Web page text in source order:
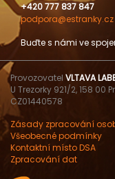
+420 777 837 847
podpora@estranky.cz
Buďte s námi ve
Provozovatel VLTAVA
U Trezorky 921/2, 158 00
CZ01440578
Zásady zpracování
Všeobecné podmínky
Kontaktní místo DSA
Zpracování dat